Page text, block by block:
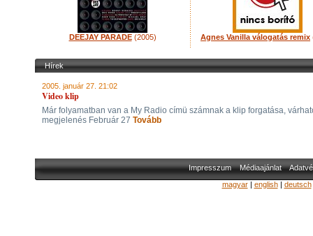
DEEJAY PARADE(2005) Agnes Vanilla válogatás remix
Hírek
2005. január 27. 21:02
Video klip
Már folyamatban van a My Radio címü számnak a klip forgatása,
megjelenés Február 27 Tovább
Impresszum Médiaajánlat
magyar| english| deutsch